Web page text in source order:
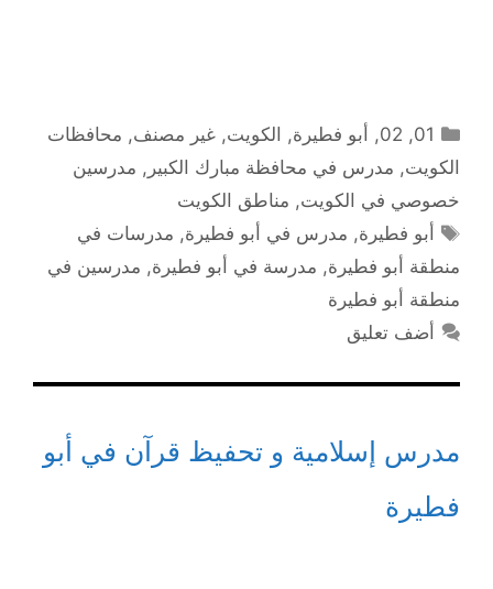
التصنيفات
01
,
02
, أبو فطيرة, الكويت,غير مصنف, محافظات
الكويت, مدرس في محافظة مبارك الكبير , مدرسين
خصوصي في الكويت, مناطق الكويت
الوسوم
أبو فطيرة, مدرس في أبو فطيرة, مدرسات في
منطقة أبو فطيرة, مدرسة في أبو فطيرة, مدرسين في
منطقة أبو فطيرة
أضف تعليق
مدرس إسلامية و تحفيظ قرآن في أبو
فطيرة